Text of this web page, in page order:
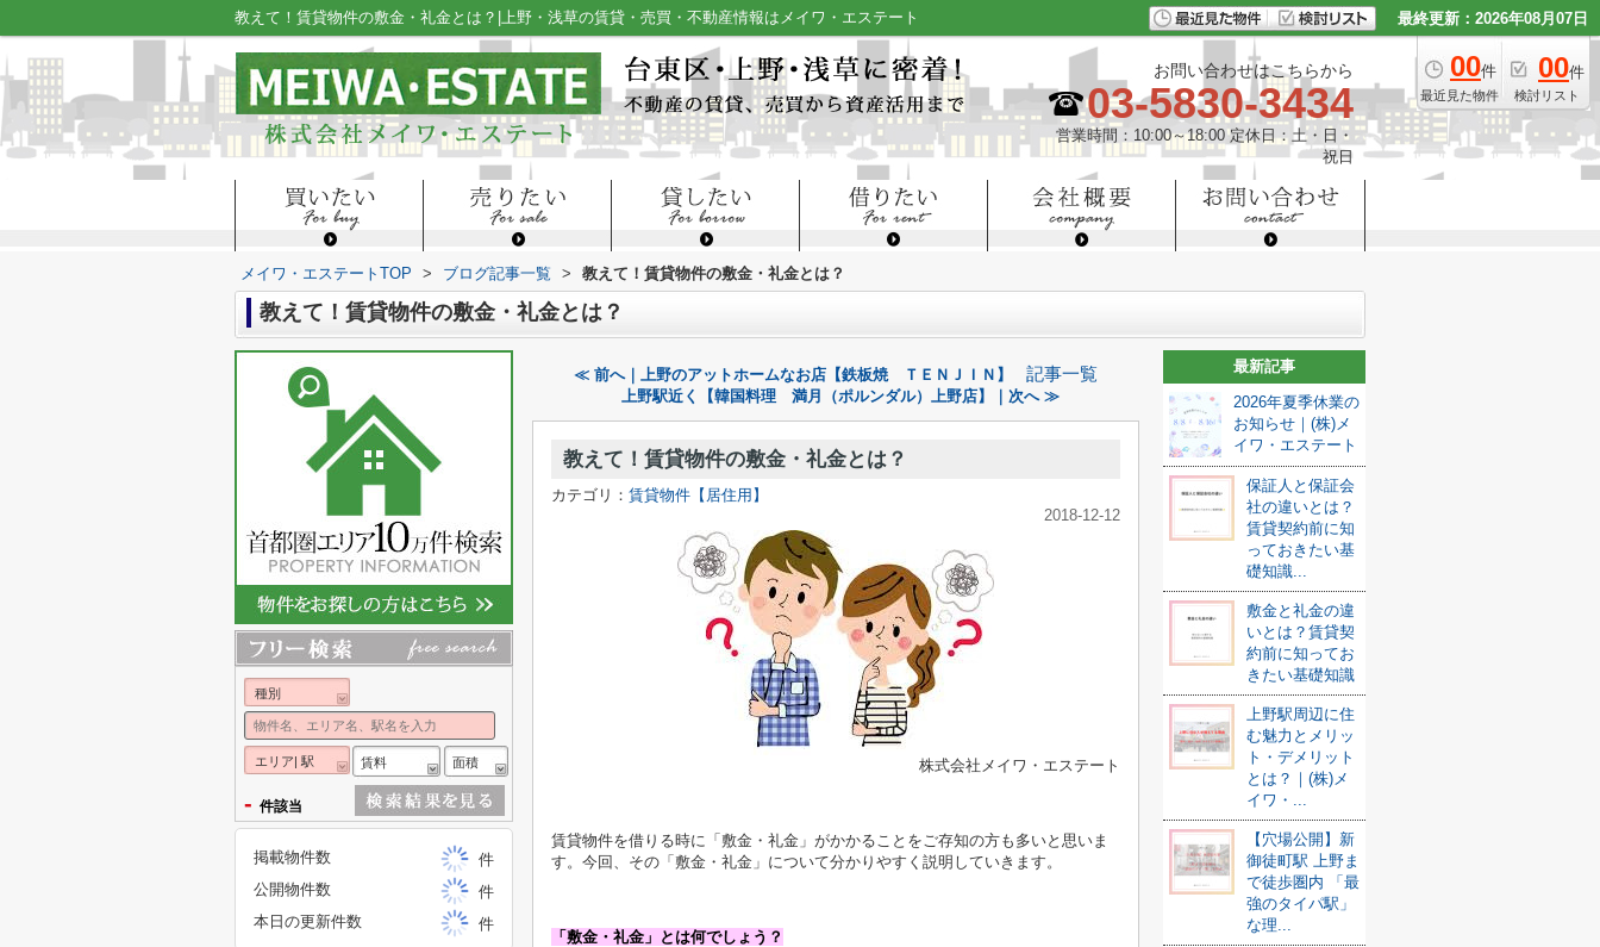
教えて！賃貸物件の敷金・礼金とは？|上野・浅草の賃貸・売買・不動産情報はメイワ・エステート 最終更新：2026年08月07日
00件
最近見た物件
00件
検討リスト
お問い合わせはこちらから
03-5830-3434
営業時間：10:00～18:00 定休日：土・日・
祝日
メイワ・エステートTOP > ブログ記事一覧 > 教えて！賃貸物件の敷金・礼金とは？
教えて！賃貸物件の敷金・礼金とは？
≪ 前へ｜上野のアットホームなお店【鉄板焼 ＴＥＮＪＩＮ】 記事一覧
上野駅近く【韓国料理 満月（ポルンダル）上野店】｜次へ ≫
教えて！賃貸物件の敷金・礼金とは？
カテゴリ： 賃貸物件【居住用】
2018-12-12
株式会社メイワ・エステート
賃貸物件を借りる時に「敷金・礼金」がかかることをご存知の方も多いと思いま
す。 今回、その「敷金・礼金」について分かりやすく説明していきます。
「敷金・礼金」とは何でしょう？
最新記事
2026年夏季休業の
お知らせ｜(株)メ
イワ・エステート
保証人と保証会
社の違いとは？
賃貸契約前に知
っておきたい基
礎知識...
敷金と礼金の違
いとは？賃貸契
約前に知ってお
きたい基礎知識
上野駅周辺に住
む魅力とメリッ
ト・デメリット
とは？｜(株)メ
イワ・...
【穴場公開】新
御徒町駅 上野ま
で徒歩圏内 「最
強のタイパ駅」
な理...
種別
エリア| 駅 賃料 面積
- 件該当
掲載物件数
件
公開物件数
件
本日の更新件数
件